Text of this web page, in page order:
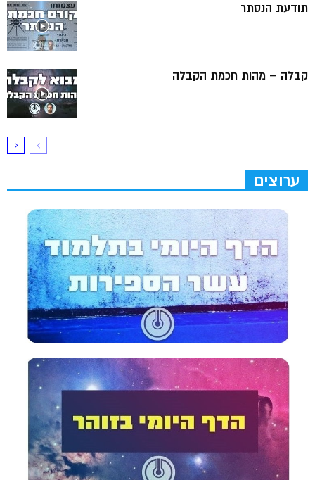
תודעת הנסתר
קבלה – מהות חכמת הקבלה
ערוצים